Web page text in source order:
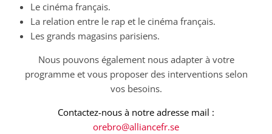
Le cinéma français.
La relation entre le rap et le cinéma français.
Les grands magasins parisiens.
Nous pouvons également nous adapter à votre
programme et vous proposer des interventions selon
vos besoins.
Contactez-nous à notre adresse mail :
orebro@alliancefr.se